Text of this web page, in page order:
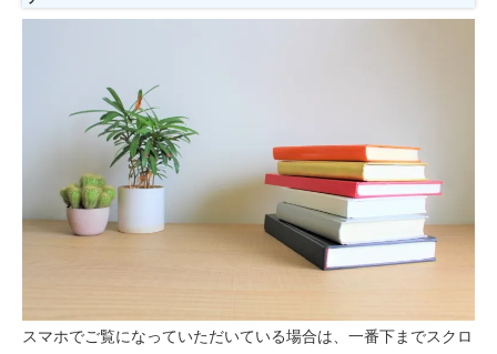
スマホでご覧になっていただいている場合は、一番下までスクロ